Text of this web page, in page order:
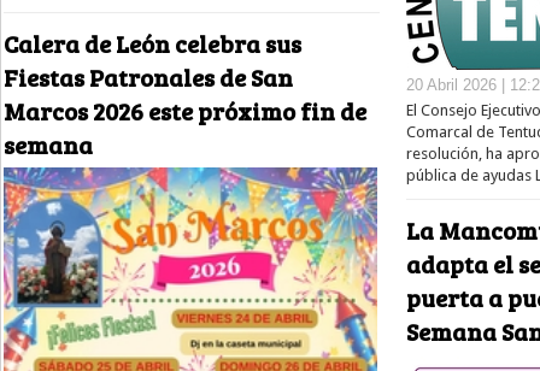
Calera de León celebra sus
Fiestas Patronales de San
Marcos 2026 este próximo fin de
semana
20 Abril 2026 |
El Consejo
Comarcal de
resolución, ha
pública de ayudas
La
adapta el
puerta a
Semana